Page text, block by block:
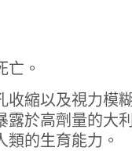
。
收縮以及視力模
露於高劑量的大
的生育能力。